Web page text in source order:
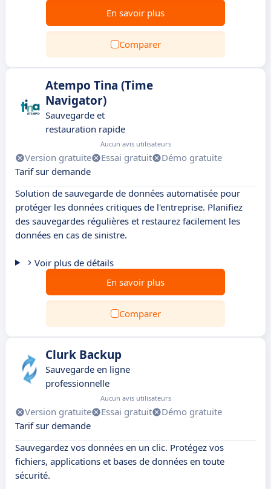
En savoir plus
Comparer
Atempo Tina (Time
Navigator)
Sauvegarde et
restauration rapide
Aucun avis utilisateurs
Version gratuite Essai gratuit
Démo gratuite
Tarif sur demande
Solution de sauvegarde de données automatisée pour
protéger les données critiques de l'entreprise. Planifiez
des sauvegardes régulières et restaurez facilement les
données en cas de sinistre.
Voir plus de détails
En savoir plus
Comparer
Clurk Backup
Sauvegarde en ligne
professionnelle
Aucun avis utilisateurs
Version gratuite Essai gratuit
Démo gratuite
Tarif sur demande
Sauvegardez vos données en un clic. Protégez vos
fichiers, applications et bases de données en toute
sécurité.